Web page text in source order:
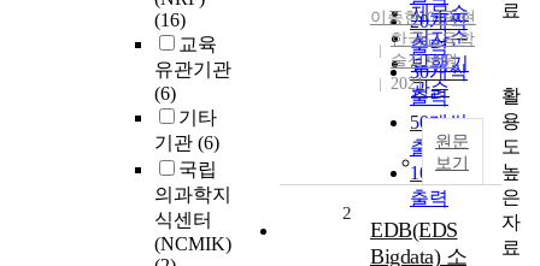
(16)
교육
유관기관
(6)
기타
기관 (6)
국립
의과학지
식센터
(NCMIK)
제목순
저자순
발행기
관순
20개씩
출력
30개씩
출력
50개씩
출력
100개씩
출력
이종현,이종현
한국교육학
술정보원
2021
원문
보기
2
EDB(EDS
Bigdata) 소
료
활
용
도
높
은
자
료